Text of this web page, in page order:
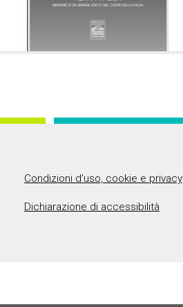
Condizioni d'uso, cookie e privacy
Dichiarazione di accessibilità